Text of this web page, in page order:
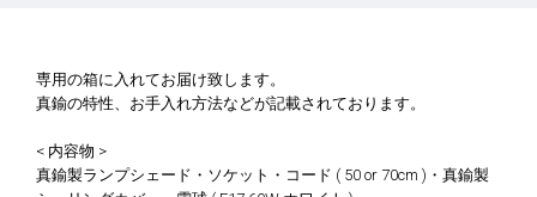
専用の箱に入れてお届け致します。
真鍮の特性、お手入れ方法などが記載されております。
< 内容物 >
真鍮製ランプシェード・ソケット・コード ( 50 or 70cm )・真鍮製